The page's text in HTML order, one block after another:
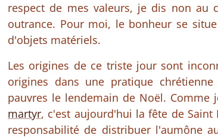
respect de mes valeurs, je dis non au
outrance. Pour moi, le bonheur se
d'objets matériels.
Les origines de ce triste jour sont
origines dans une pratique
pauvres le lendemain de Noël.
martyr, c'est aujourd'hui la fête de
responsabilité de distribuer l'aumône